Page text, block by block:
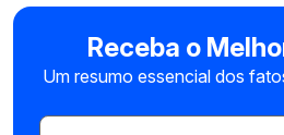
Receba o
Um resumo essencial dos